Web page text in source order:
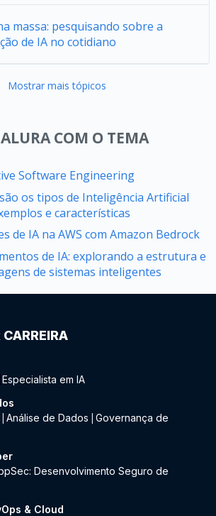
massa: pesquisando sobre a
de IA no cotidiano
Mostrar mais tópicos
COM O TEMA
Software Engineering
os tipos de Inteligência Artificial
e características
de IA na AWS com Amazon Bedrock
de IA: explorando a estrutura e
de sistemas inteligentes
Especialista em IA
Análise de Dados
Governança de
Desenvolvimento Seguro de
& Cloud